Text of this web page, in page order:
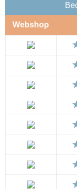
Webshop